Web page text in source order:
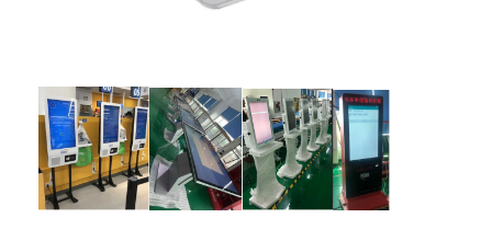
Fatory Tour
Controllo di qualità
Contattaci